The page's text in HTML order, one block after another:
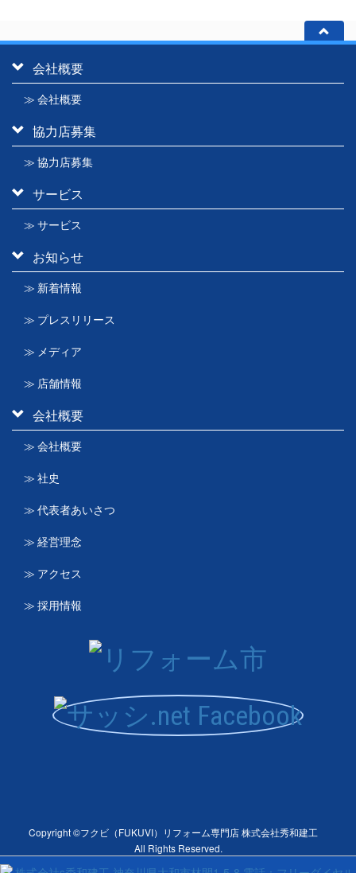
会社概要
≫ 会社概要
協力店募集
≫ 協力店募集
サービス
≫ サービス
お知らせ
≫ 新着情報
≫ プレスリリース
≫ メディア
≫ 店舗情報
会社概要
≫ 会社概要
≫ 社史
≫ 代表者あいさつ
≫ 経営理念
≫ アクセス
≫ 採用情報
Copyright ©フクビ（FUKUVI）リフォーム専門店 株式会社秀和建工
All Rights Reserved.